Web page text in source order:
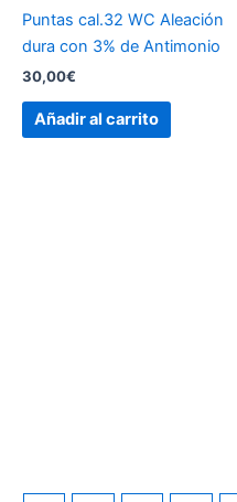
Puntas cal.32 WC Aleación
dura con 3% de Antimonio
30,00€
Añadir al carrito